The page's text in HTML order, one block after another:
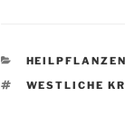
KATEGORIEN
HEILPFLANZEN
WESTLICHE